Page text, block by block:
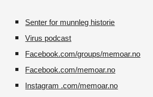
Senter for munnleg historie
Virus podcast
Facebook.com/groups/memoar.no
Facebook.com/memoar.no
Instagram .com/memoar.no